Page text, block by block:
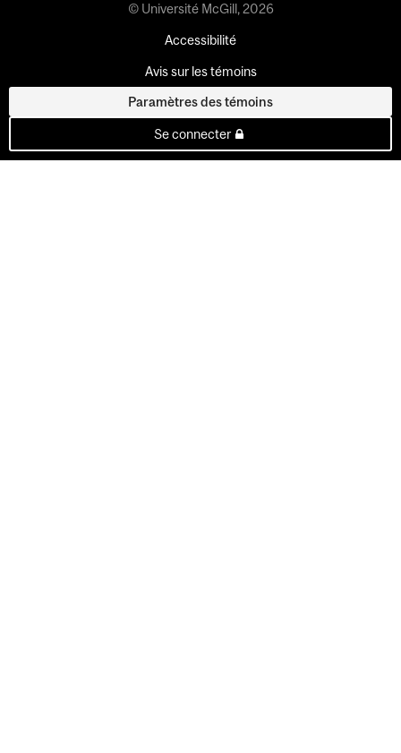
© Université McGill, 2026
Accessibilité
Avis sur les témoins
Paramètres des témoins
Se connecter